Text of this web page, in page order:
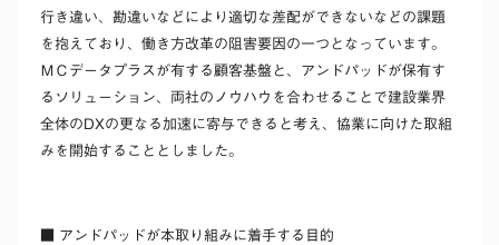
行き違い、勘違いなどにより適切な差配ができないなどの課題
を抱えており、働き方改革の阻害要因の一つとなっています。
ＭＣデータプラスが有する顧客基盤と、アンドパッドが保有す
るソリューション、両社のノウハウを合わせることで建設業界
全体のDXの更なる加速に寄与できると考え、 協業に向けた取組
みを開始することとしました。
アンドパッドが本取り組みに着手する目的